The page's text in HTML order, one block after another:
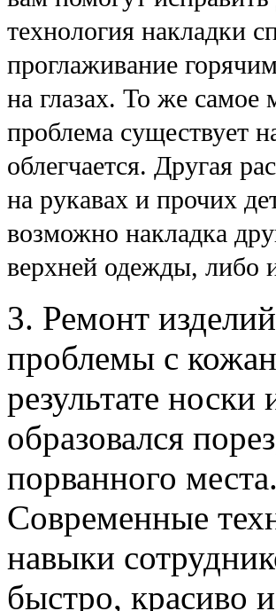
технология накладки
проглаживание
на глазах. То же
проблема существует
облегчается. Другая
на рукавах и прочих
возможно накладка
верхней одежды, либо
3. Ремонт
проблемы с
результате
образовался
порванного места.
Современные
навыки
быстро, красиво